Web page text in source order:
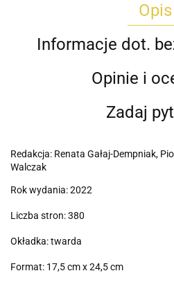
Opis
Informacje dot.
Opinie i
Zadaj
Redakcja: Renata Gałaj-Dempniak,
Walczak
Rok wydania: 2022
Liczba stron: 380
Okładka: twarda
Format: 17,5 cm x 24,5 cm